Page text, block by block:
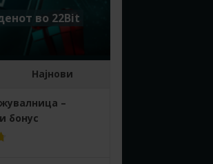
во 22Bit
Најнови
–
бонус